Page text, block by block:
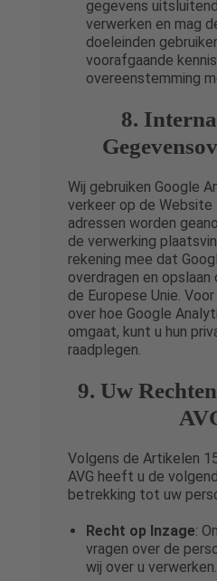
gegevens
verwerken en mag
doeleinden
voorafgaande
overeenstemming
8.
Wij gebruiken Google
verkeer op de Website
adressen worden
de verwerking
rekening mee dat
overdragen en
de Europese Unie.
over hoe Google
omgaat, kunt u hun
raadplegen.
9. Uw
Volgens de Artikelen
AVG heeft u de
betrekking tot uw
Recht op Inzage:
vragen over de
wij over u verwerken.